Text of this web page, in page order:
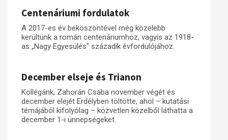
Centenáriumi fordulatok
A 2017-es év beköszöntével még közelebb
kerültünk a román centenáriumhoz, vagyis az 1918-
as „Nagy Egyesülés” századik évfordulójához.
December elseje és Trianon
Kollégánk, Zahorán Csaba november végét és
december elejét Erdélyben töltötte, ahol – kutatási
témájából kifolyólag – közvetlen közelből láthatta a
december 1-i ünnepségeket.